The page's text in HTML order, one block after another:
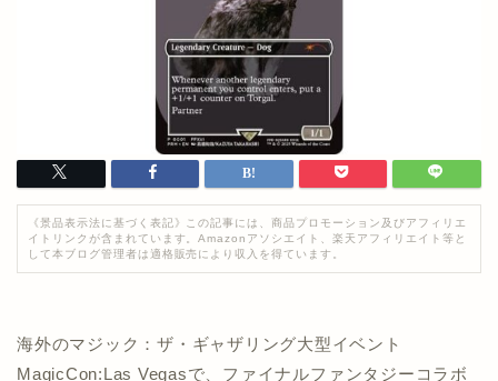
《景品表示法に基づく表記》この記事には、商品プロモーション及びアフィリエ
イトリンクが含まれています。Amazonアソシエイト、楽天アフィリエイト等と
して本ブログ管理者は適格販売により収入を得ています。
海外のマジック：ザ・ギャザリング大型イベント
MagicCon:Las Vegasで、ファイナルファンタジーコラボ